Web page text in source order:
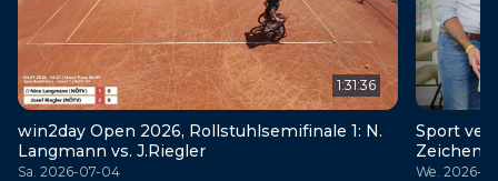
1:31:36
win2day Open 2026, Rollstuhlsemifinale 1: N.
Langmann vs. J.Riegler
Sa. 2026-07-04
Sport
Zeichen
We. 2026-